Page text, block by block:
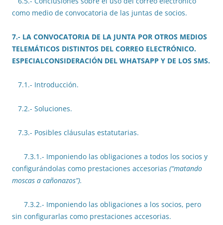
como medio de convocatoria de las juntas de socios.
7.- LA CONVOCATORIA DE LA JUNTA POR OTROS MEDIOS
TELEMÁTICOS DISTINTOS DEL CORREO ELECTRÓNICO.
ESPECIALCONSIDERACIÓN DEL WHATSAPP Y DE LOS SMS.
7.1.- Introducción.
7.2.- Soluciones.
7.3.- Posibles cláusulas estatutarias.
7.3.1.- Imponiendo las obligaciones a todos los socios y
configurándolas como prestaciones accesorias (“matando
moscas a cañonazos”).
7.3.2.- Imponiendo las obligaciones a los socios, pero
sin configurarlas como prestaciones accesorias.